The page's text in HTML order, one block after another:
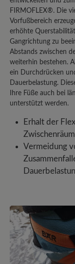
27. April 2025
Bewertung
Perfekte
speziellen
Ich bin
bequem
als auch
mich: Ich
trage
Klare
auf
und dabei
FIRMOFLEX®. Die
Vorfußbereich
erhöhte
Gangrichtung zu
Abstands zwischen
weiterhin bestehen.
ein Durchdrücken
Dauerbelastung.
Ihre Füße auch bei
unterstützt werden.
Erhalt der
Vermeidung